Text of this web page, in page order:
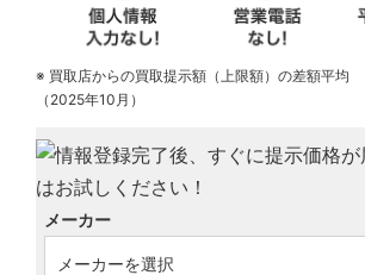
※ 買取店からの買取提示額（上限額）の差額平均
（2025年10月）
メーカー